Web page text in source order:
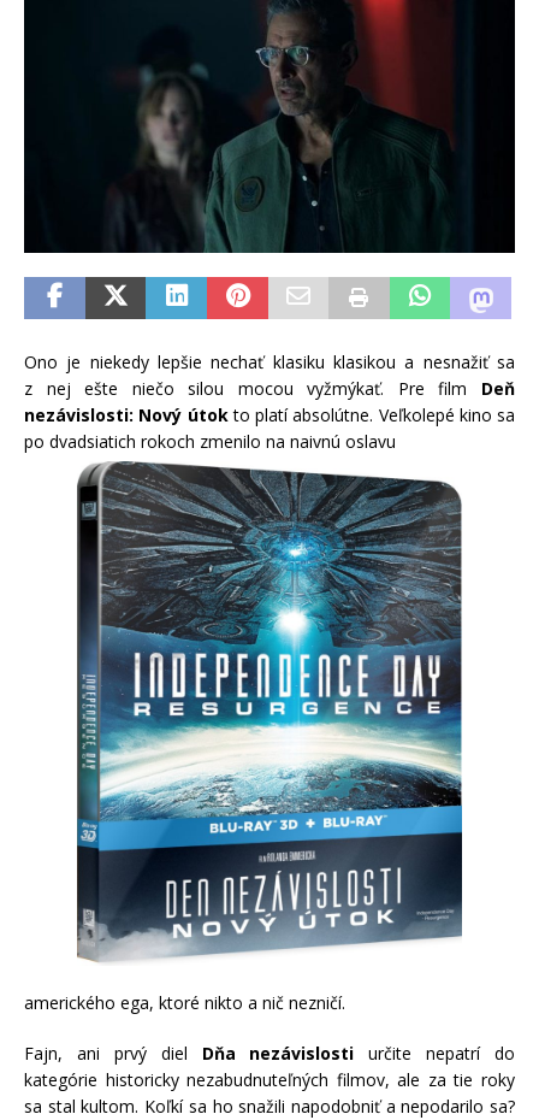
Ono je niekedy lepšie nechať klasiku klasikou a nesnažiť sa
z nej ešte niečo silou mocou vyžmýkať. Pre film Deň
nezávislosti: Nový útokto platí absolútne. Veľkolepé kino sa
po dvadsiatich rokoch zmenilo na naivnú oslavu
amerického ega, ktoré nikto a nič nezničí.
Fajn, ani prvý diel Dňa nezávislosti určite nepatrí do
kategórie historicky nezabudnuteľných filmov, ale za tie roky
sa stal kultom. Koľkí sa ho snažili napodobniť a nepodarilo sa?